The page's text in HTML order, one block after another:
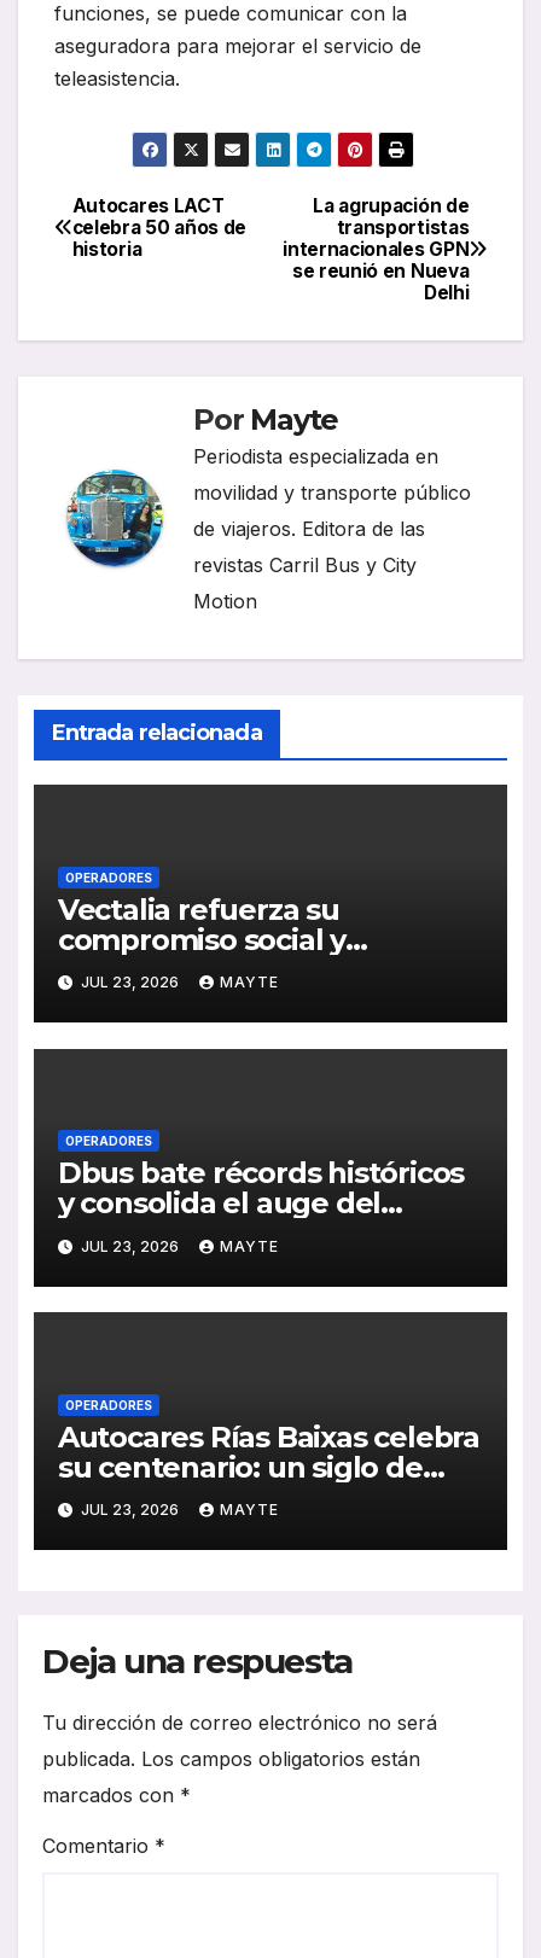
funciones, se puede comunicar con la
aseguradora para mejorar el servicio de
teleasistencia.
Navegación
de
La agrupación de
transportistas
internacionales GPN
se reunió en Nueva
Delhi
Autocares LACT
celebra 50 años de
historia
Por Mayte
Periodista especializada en
movilidad y transporte público
de viajeros. Editora de las
revistas Carril Bus y City
Motion
Entrada relacionada
OPERADORES
Vectalia refuerza su
compromiso social y
medioambiental con la
publicación de su Memoria de
RSC 2025
JUL 23, 2026 MAYTE
OPERADORES
Dbus bate récords históricos
y consolida el auge del
transporte público en San
Sebastián
JUL 23, 2026 MAYTE
OPERADORES
Autocares Rías Baixas celebra
su centenario: un siglo de
historia, esfuerzo familiar y
compromiso con el
transporte gallego
JUL 23, 2026 MAYTE
Deja una respuesta
Tu dirección de correo electrónico no será
publicada. Los campos obligatorios están
marcados con *
Comentario *